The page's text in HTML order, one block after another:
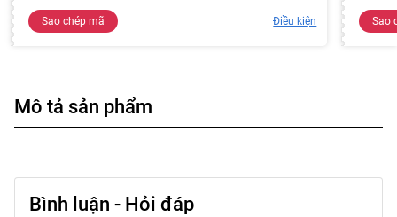
Sao chép mã Điều kiện Sao
Mô tả sản phẩm
Bình luận - Hỏi đáp